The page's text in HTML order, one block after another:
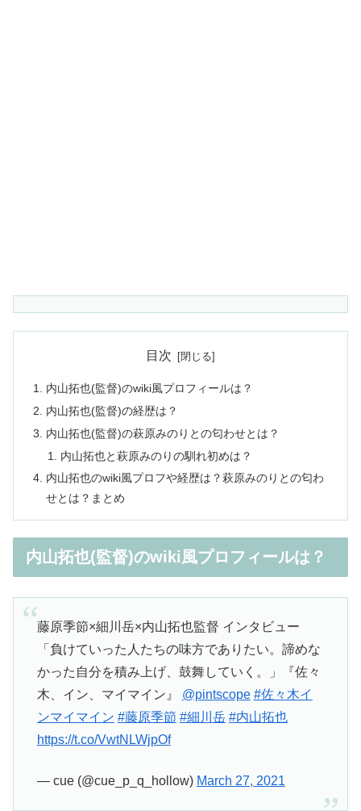
目次
内山拓也(監督)のwiki風プロフィールは？
内山拓也(監督)の経歴は？
内山拓也(監督)の萩原みのりとの匂わせとは？
内山拓也と萩原みのりの馴れ初めは？
内山拓也のwiki風プロフや経歴は？萩原みのりとの匂わ
せとは？まとめ
内山拓也(監督)のwiki風プロフィールは？
藤原季節×細川岳×内山拓也監督 インタビュー
「負けていった人たちの味方でありたい。諦めな
かった自分を積み上げ、鼓舞していく。」『佐々
木、イン、マイマイン』 @pintscope #佐々木イ
ンマイマイン #藤原季節 #細川岳 #内山拓也
https://t.co/VwtNLWjpOf
— cue (@cue_p_q_hollow) March 27, 2021